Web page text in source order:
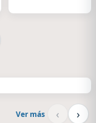
Ver más ‹ ›